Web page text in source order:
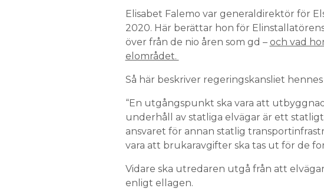
Elisabet Falemo var generaldirektör för
2020. Här berättar hon för
över från de nio åren som gd – och vad
elområdet.
Så här beskriver regeringskansliet
“En utgångspunkt ska vara att
underhåll av statliga elvägar är ett
ansvaret för annan statlig
vara att brukaravgifter ska tas ut för de
Vidare ska utredaren utgå från att
enligt ellagen.